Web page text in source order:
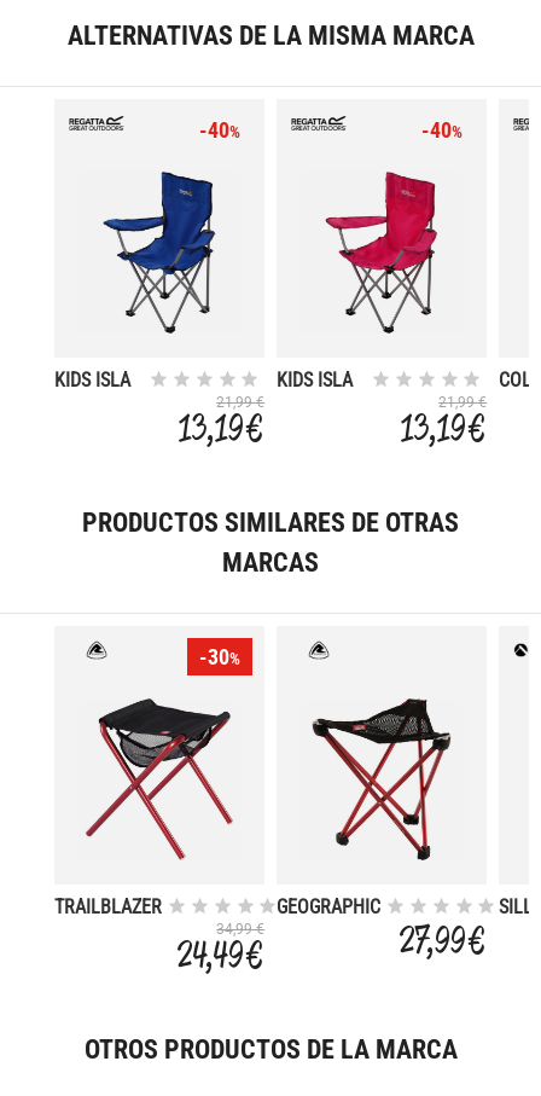
ALTERNATIVAS DE LA MISMA MARCA
-40%
KIDS ISLA
21,99 €
13,19 €
-40%
KIDS ISLA
21,99 €
13,19 €
PRODUCTOS SIMILARES DE OTRAS
MARCAS
-30%
TRAILBLAZER
34,99 €
24,49 €
GEOGRAPHIC
27,99 €
OTROS PRODUCTOS DE LA MARCA